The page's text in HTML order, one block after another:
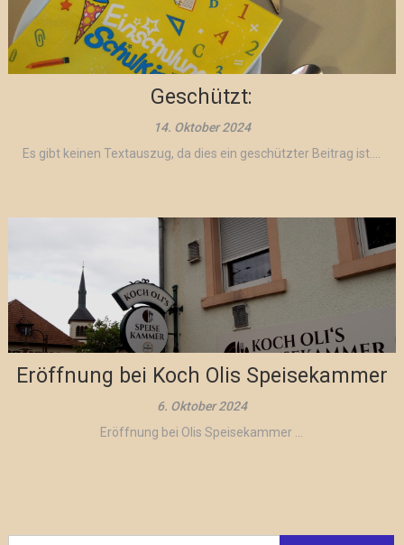
Geschützt:
14. Oktober 2024
Es gibt keinen Textauszug, da dies ein geschützter Beitrag ist....
Eröffnung bei Koch Olis Speisekammer
6. Oktober 2024
Eröffnung bei Olis Speisekammer ...